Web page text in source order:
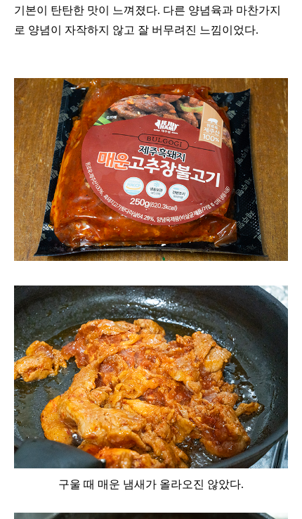
기본이 탄탄한 맛이 느껴졌다. 다른 양념육과 마찬가지
로 양념이 자작하지 않고 잘 버무려진 느낌이었다.
구울 때 매운 냄새가 올라오진 않았다.